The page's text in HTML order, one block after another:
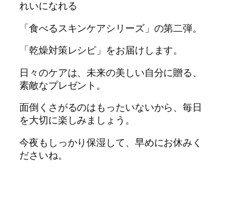
れいになれる
「食べるスキンケアシリーズ」の第二弾。
「乾燥対策レシピ」をお届けします。
日々のケアは、未来の美しい自分に贈る、
素敵なプレゼント。
面倒くさがるのはもったいないから、毎日
を大切に楽しみましょう。
今夜もしっかり保湿して、早めにお休みく
ださいね。